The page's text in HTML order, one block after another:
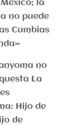
la
no puede
Cumbias
no
La
Hijo de
de